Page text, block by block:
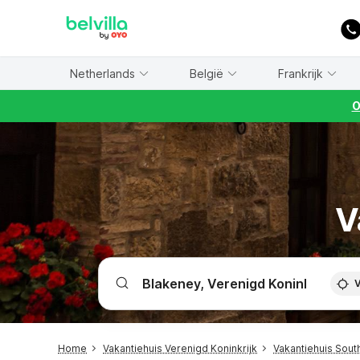
Netherlands België Frankrijk
Home Vakantiehuis Verenigd Koninkrijk Vakantiehuis